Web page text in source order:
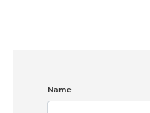
Name